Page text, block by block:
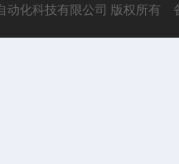
动化科技有限公司 版权所有